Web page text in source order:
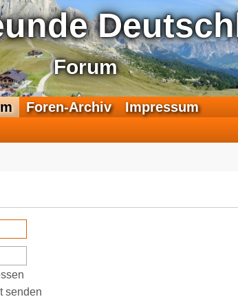
Forum
F
e
a
Foren-Archiv Impressum
senden